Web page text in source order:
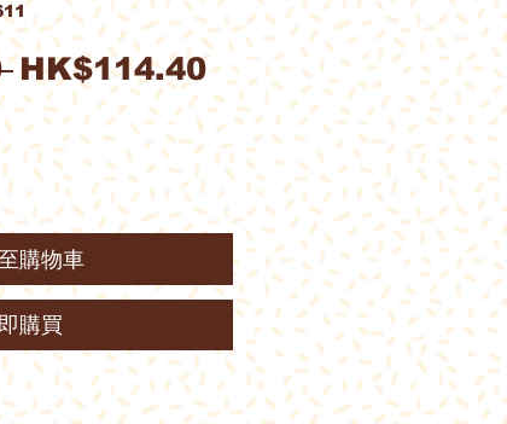
一
般
價
格
HK$114.40促
銷
價
格
購物車
購買